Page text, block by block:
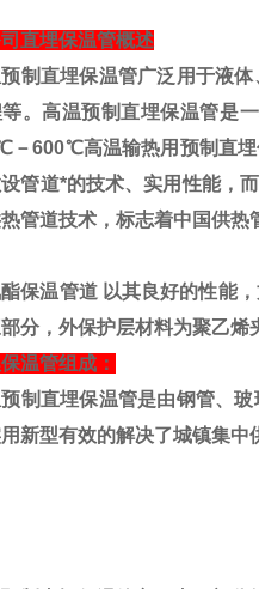
直埋保温管概述
制直埋保温管广泛用于液
。高温预制直埋保温管是
－600℃高温输热用预制直
管道*的技术、实用性能，
管道技术，标志着中国供热
保温管道 以其良好的性能
分，外保护层材料为聚乙烯
温管组成：
制直埋保温管是由钢管、
新型有效的解决了城镇集中